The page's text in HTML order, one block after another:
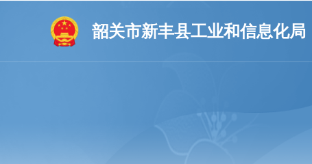
韶关市新丰县工业和信息化局